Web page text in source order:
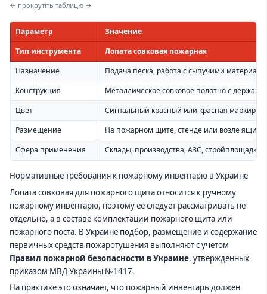
← прокрутіть таблицю →
Параметр
Значение
Тип инструмента
Лопата совковая пожарная
Назначение
Подача песка, работа с сыпучими
Конструкция
Металлическое совковое полотно с
Цвет
Сигнальный красный или красная
Размещение
На пожарном щите, стенде или возле ящика
Сфера применения
Склады, производства, АЗС,
Нормативные требования к пожарному инвентарю в Украине
Лопата совковая для пожарного щита относится к ручному
пожарному инвентарю, поэтому ее следует рассматривать не
отдельно, а в составе комплектации пожарного щита или
пожарного поста. В Украине подбор, размещение и содержание
первичных средств пожаротушения выполняют с учетом
Правил пожарной безопасности в Украине, утвержденных
приказом МВД Украины №1417.
На практике это означает, что пожарный инвентарь должен